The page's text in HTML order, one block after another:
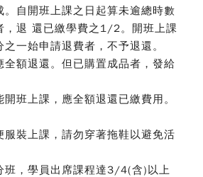
。自開班上課之日起算未逾總時數
，退 還已繳學費之1/2。開班上課
一始申請退費者，不予退還。
全額退還。但已購置成品者，發給
開班上課，應全額退還已繳費用。
服裝上課，請勿穿著拖鞋以避免活
班，學員出席課程達3/4(含)以上